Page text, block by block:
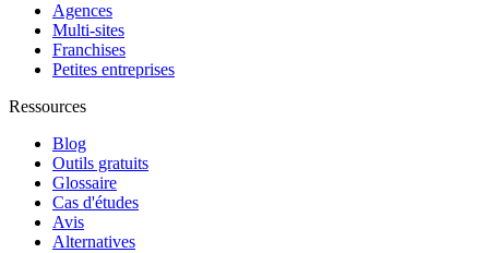
Agences
Multi-sites
Franchises
Petites entreprises
Ressources
Blog
Outils gratuits
Glossaire
Cas d'études
Avis
Alternatives